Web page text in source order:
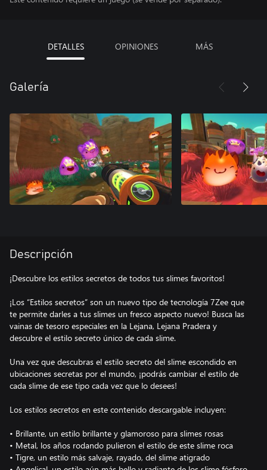
DETALLES OPINIONES MÁS
Galería
Descripción
¡Descubre los estilos secretos de todos tus slimes favoritos!
¡Los “Estilos secretos” son un nuevo tipo de tecnología 7Zee que
te permite darles a tus slimes un fresco aspecto nuevo! Busca las
vainas de tesoro especiales en la Lejana, Lejana Pradera y
descubre el estilo secreto único de cada slime.
Una vez que descubras el estilo secreto del slime escondido en
ubicaciones secretas por el mundo, ¡podrás cambiar el estilo de
cada slime de ese tipo cada vez que lo desees!
Los estilos secretos en este contenido descargable incluyen:
• Brillante, un estilo brillante y glamoroso para slimes rosas
• Metal, los años rodando pulieron el estilo de este slime roca
• Tigre, un estilo más salvaje, rayado, del slime atigrado